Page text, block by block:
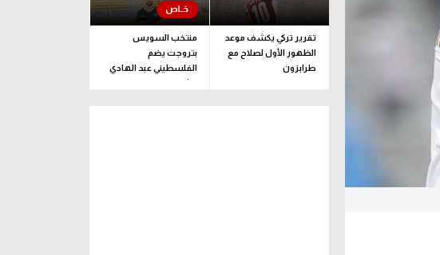
تقرير تركي يكشف موعد
الظهور الأول لصلاح مع
طرابزون
منتخب السويس
بتروجت يضم
الفلسطيني عبد الهادي
راشد